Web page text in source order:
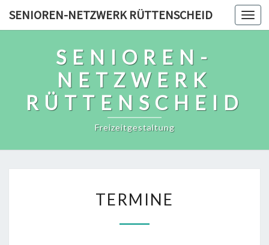
SENIOREN-NETZWERK RÜTTENSCHEID
SENIOREN-
NETZWERK
RÜTTENSCHEID
Freizeitgestaltung
TERMINE